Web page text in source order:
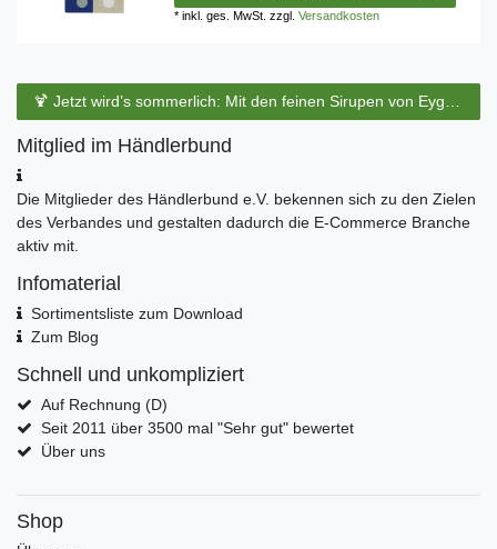
*inkl. ges. MwSt. zzgl.Versandkosten
Mitglied im Händlerbund
Die Mitglieder des Händlerbund e.V. bekennen sich zu den Zielen
des Verbandes und gestalten dadurch die E-Commerce Branche
aktiv mit.
Infomaterial
Sortimentsliste zum Download
Zum Blog
Schnell und unkompliziert
Auf Rechnung (D)
Seit 2011 über 3500 mal "Sehr gut" bewertet
Über uns
Shop